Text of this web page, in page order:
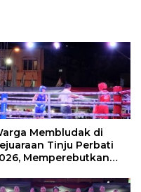
Membludak di
Tinju Perbati
Memperebutkan